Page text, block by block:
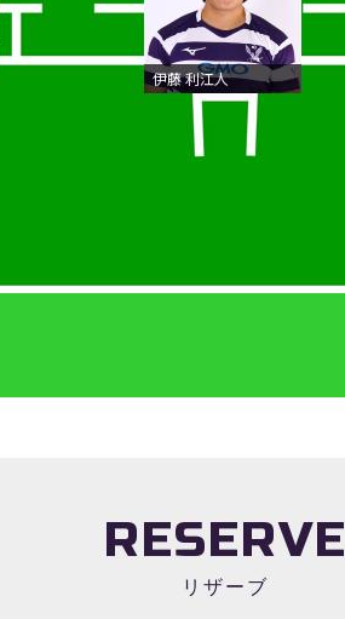
伊藤 利江人
RESERVE
リザーブ